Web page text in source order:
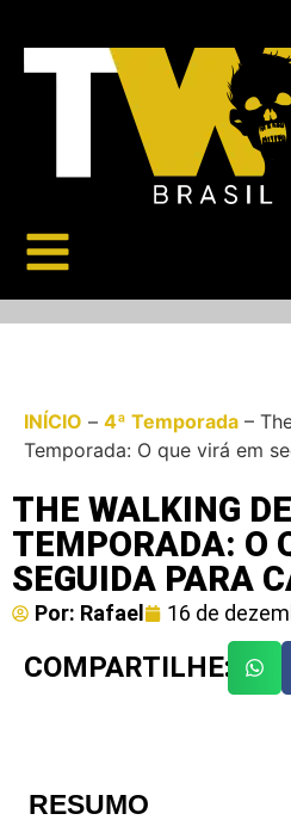
INÍCIO – 4ª Temporada –
Temporada: O que virá em
THE WALKING
TEMPORADA: O
SEGUIDA PARA
Por: Rafael 16 de
COMPARTILHE:
RESUMO